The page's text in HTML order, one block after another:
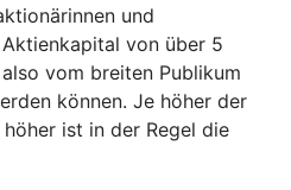
und
von über 5
vom breiten Publikum
können. Je höher der
ist in der Regel die